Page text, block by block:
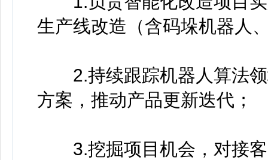
生产线改造（含码垛机器人
2.持续跟踪机器人算法领
方案，推动产品更新迭代；
3.挖掘项目机会，对接客